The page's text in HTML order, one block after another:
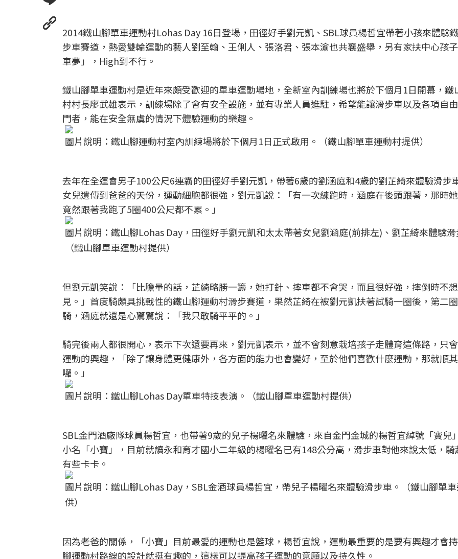
2014鐵山腳單車運動村Lohas Day 16日登場，田徑好手劉元凱、SBL球員楊哲宜帶著小孩來體驗
步車賽道，熱愛雙輪運動的藝人劉至翰、王俐人、張洛君、張本渝也共襄盛舉，另有家扶中心孩
車夢」，High到不行。
鐵山腳單車運動村是近年來頗受歡迎的單車運動場地，全新室內訓練場也將於下個月1日開幕，鐵
村村長廖武雄表示，訓練場除了會有安全設施，並有專業人員進駐，希望能讓滑步車以及各項自
門者，能在安全無虞的情況下體驗運動的樂趣。
圖片說明：鐵山腳運動村室內訓練場將於下個月1日正式啟用。（鐵山腳單車運動村提供）
去年在全運會男子100公尺6連霸的田徑好手劉元凱，帶著6歲的劉涵庭和4歲的劉芷綺來體驗滑步
女兒遺傳到爸爸的天份，運動細胞都很強，劉元凱說：「有一次練跑時，涵庭在後頭跟著，那時
竟然跟著我跑了5圈400公尺都不累。」
圖片說明：鐵山腳Lohas Day，田徑好手劉元凱和太太帶著女兒劉涵庭(前排左)、劉芷綺來體驗
（鐵山腳單車運動村提供）
但劉元凱笑說：「比膽量的話，芷綺略勝一籌，她打針、摔車都不會哭，而且很好強，摔倒時不
見。」首度騎頗具挑戰性的鐵山腳運動村滑步賽道，果然芷綺在被劉元凱扶著試騎一圈後，第二
騎，涵庭就還是心驚驚說：「我只敢騎平平的。」
騎完後兩人都很開心，表示下次還要再來，劉元凱表示，並不會刻意栽培孩子走體育這條路，只
運動的興趣，「除了讓身體更健康外，各方面的能力也會變好，至於他們喜歡什麼運動，那就順
囉。」
圖片說明：鐵山腳Lohas Day單車特技表演。（鐵山腳單車運動村提供）
SBL金門酒廠隊球員楊哲宜，也帶著9歲的兒子楊曜名來體驗，來自金門金城的楊哲宜綽號「寶兒
小名「小寶」，目前就讀永和育才國小二年級的楊曜名已有148公分高，滑步車對他來說太低，
有些卡卡。
圖片說明：鐵山腳Lohas Day，SBL金酒球員楊哲宜，帶兒子楊曜名來體驗滑步車。（鐵山腳單
供）
因為老爸的關係，「小寶」目前最愛的運動也是籃球，楊哲宜說，運動最重要的是要有興趣才會
腳運動村路線的設計就挺有趣的，這樣可以提高孩子運動的意願以及持久性。